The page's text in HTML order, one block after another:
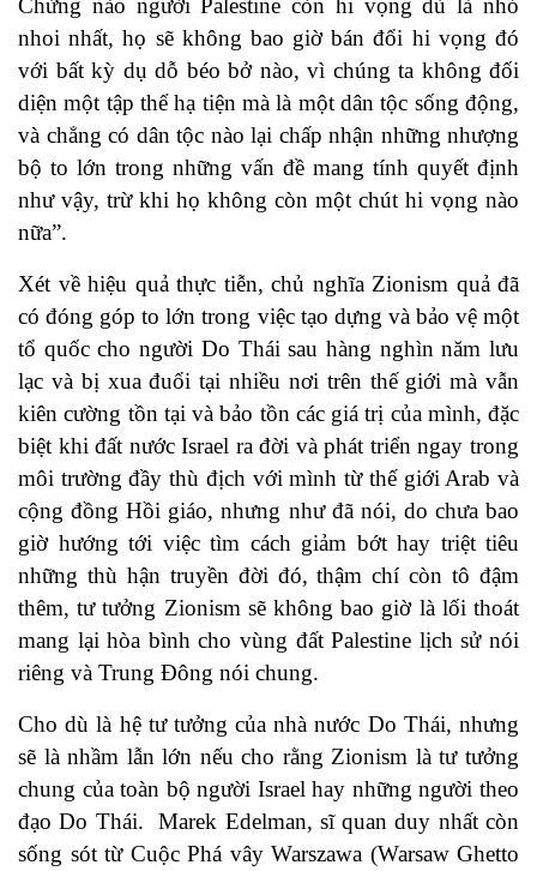
Chừng nào người Palestine còn hi vọng dù là nhỏ
nhoi nhất, họ sẽ không bao giờ bán đổi hi vọng đó
với bất kỳ dụ dỗ béo bở nào, vì chúng ta không đối
diện một tập thể hạ tiện mà là một dân tộc sống động,
và chẳng có dân tộc nào lại chấp nhận những nhượng
bộ to lớn trong những vấn đề mang tính quyết định
như vậy, trừ khi họ không còn một chút hi vọng nào
nữa”.
Xét về hiệu quả thực tiễn, chủ nghĩa Zionism quả đã
có đóng góp to lớn trong việc tạo dựng và bảo vệ một
tổ quốc cho người Do Thái sau hàng nghìn năm lưu
lạc và bị xua đuổi tại nhiều nơi trên thế giới mà vẫn
kiên cường tồn tại và bảo tồn các giá trị của mình, đặc
biệt khi đất nước Israel ra đời và phát triển ngay trong
môi trường đầy thù địch với mình từ thế giới Arab và
cộng đồng Hồi giáo, nhưng như đã nói, do chưa bao
giờ hướng tới việc tìm cách giảm bớt hay triệt tiêu
những thù hận truyền đời đó, thậm chí còn tô đậm
thêm, tư tưởng Zionism sẽ không bao giờ là lối thoát
mang lại hòa bình cho vùng đất Palestine lịch sử nói
riêng và Trung Đông nói chung.
Cho dù là hệ tư tưởng của nhà nước Do Thái, nhưng
sẽ là nhầm lẫn lớn nếu cho rằng Zionism là tư tưởng
chung của toàn bộ người Israel hay những người theo
đạo Do Thái. Marek Edelman, sĩ quan duy nhất còn
sống sót từ Cuộc Phá vây Warszawa (Warsaw Ghetto